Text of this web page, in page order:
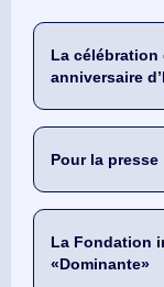
La célébration
anniversaire
Pour la presse
La Fondation
«Dominante»